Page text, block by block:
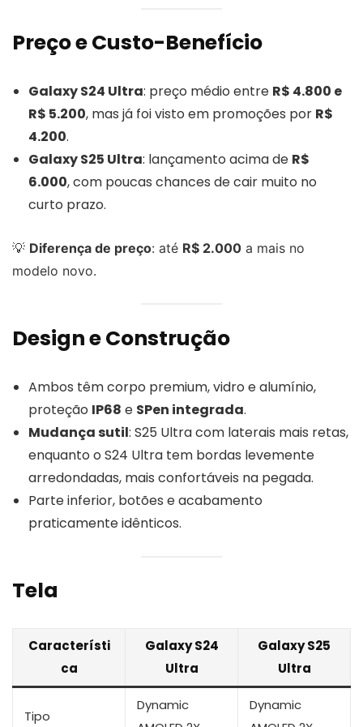
Preço e Custo-Benefício
Galaxy S24 Ultra: preço médio entre R$ 4.800 e
R$ 5.200, mas já foi visto em promoções por R$
4.200.
Galaxy S25 Ultra: lançamento acima de R$
6.000, com poucas chances de cair muito no
curto prazo.
💡 Diferença de preço: até R$ 2.000 a mais no
modelo novo.
Design e Construção
Ambos têm corpo premium, vidro e alumínio,
proteção IP68 e SPen integrada.
Mudança sutil: S25 Ultra com laterais mais retas,
enquanto o S24 Ultra tem bordas levemente
arredondadas, mais confortáveis na pegada.
Parte inferior, botões e acabamento
praticamente idênticos.
Tela
Característi
ca
Galaxy S24
Ultra
Galaxy S25
Ultra
Tipo
Dynamic
Dynamic